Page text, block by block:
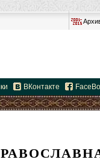
ВКонтакте